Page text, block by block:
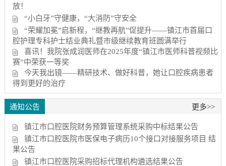
放！
“小白牙”守健康，“大消防”守安全
“荣耀加冕”启新程，“继教再航”促提升——镇江市首届口
腔护理专科护士结业典礼暨市级继续教育班圆满举行
喜讯！我院张成润医师在2025年度“镇江市医师科普视频比
赛”中荣获一等奖
今天我出镜——精研技术、做好科普，她让口腔疾病患者
得到更好的治疗
通知公告 更多>>
镇江市口腔医院财务预算管理系统采购中标结果公告
镇江市口腔医院市医保电子病历10个接口对接服务项目 结
果公告
镇江市口腔医院采购招标代理机构遴选结果公告